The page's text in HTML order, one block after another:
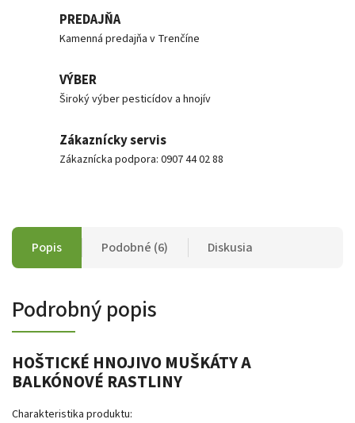
PREDAJŇA
Kamenná predajňa v Trenčíne
VÝBER
Široký výber pesticídov a hnojív
Zákaznícky servis
Zákaznícka podpora: 0907 44 02 88
Popis Podobné (6) Diskusia
Podrobný popis
HOŠTICKÉ HNOJIVO MUŠKÁTY A
BALKÓNOVÉ RASTLINY
Charakteristika produktu: